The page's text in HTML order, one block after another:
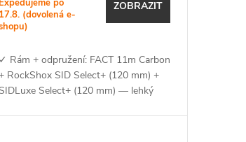
Expedujeme po
17.8. (dovolená e-
ZOBRAZIT
✓ Rám + odpružení: FACT 11m Carbon
RockShox SID Select+ (120 mm) +
SIDLuxe Select+ (120 mm) — lehký